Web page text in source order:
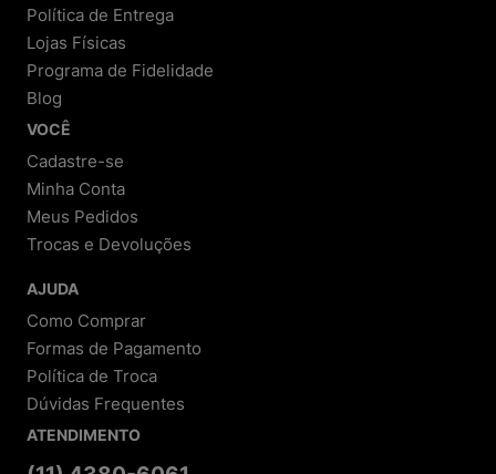
Política de Entrega
Lojas Físicas
Programa de Fidelidade
Blog
VOCÊ
Cadastre-se
Minha Conta
Meus Pedidos
Trocas e Devoluções
AJUDA
Como Comprar
Formas de Pagamento
Política de Troca
Dúvidas Frequentes
ATENDIMENTO